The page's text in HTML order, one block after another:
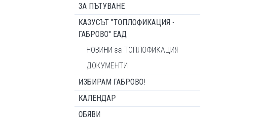
ЗА ПЪТУВАНЕ
КАЗУСЪТ "ТОПЛОФИКАЦИЯ -
ГАБРОВО" ЕАД
НОВИНИ за ТОПЛОФИКАЦИЯ
ДОКУМЕНТИ
ИЗБИРАМ ГАБРОВО!
КАЛЕНДАР
ОБЯВИ